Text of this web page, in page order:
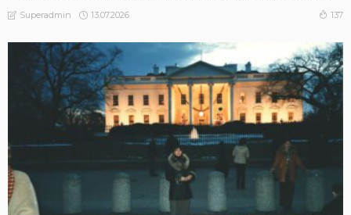
Superadmin 13.07.2026 137